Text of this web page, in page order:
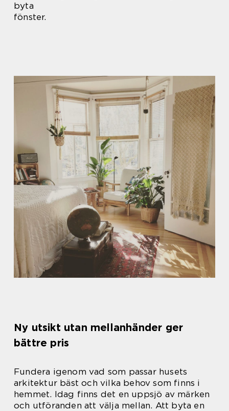
byta
fönster.
Ny utsikt utan mellanhänder ger
bättre pris
Fundera igenom vad som passar husets
arkitektur bäst och vilka behov som finns i
hemmet. Idag finns det en uppsjö av märken
och utföranden att välja mellan. Att byta en